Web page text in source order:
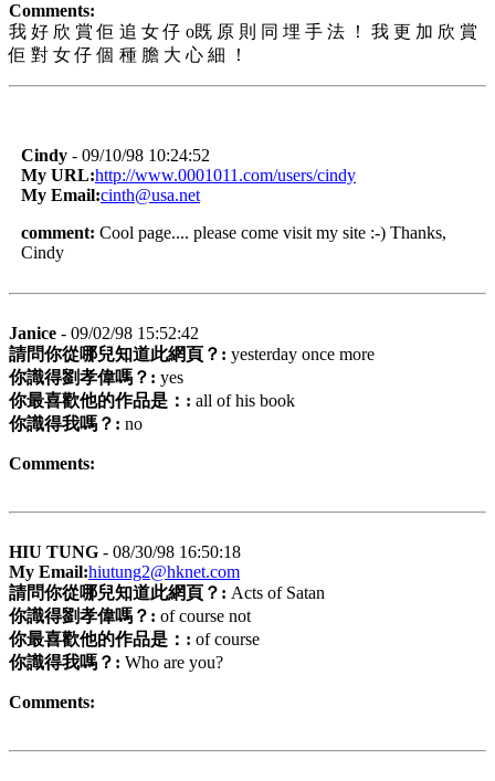
Comments:
我 好 欣 賞 佢 追 女 仔 o既 原 則 同 埋 手 法 ！ 我 更 加 欣 賞
佢 對 女 仔 個 種 膽 大 心 細 ！
Cindy - 09/10/98 10:24:52
My URL:http://www.0001011.com/users/cindy
My Email:cinth@usa.net
comment: Cool page.... please come visit my site :-) Thanks,
Cindy
Janice - 09/02/98 15:52:42
請問你從哪兒知道此網頁？: yesterday once more
你識得劉孝偉嗎？: yes
你最喜歡他的作品是：: all of his book
你識得我嗎？: no
Comments:
HIU TUNG - 08/30/98 16:50:18
My Email:hiutung2@hknet.com
請問你從哪兒知道此網頁？: Acts of Satan
你識得劉孝偉嗎？: of course not
你最喜歡他的作品是：: of course
你識得我嗎？: Who are you?
Comments: